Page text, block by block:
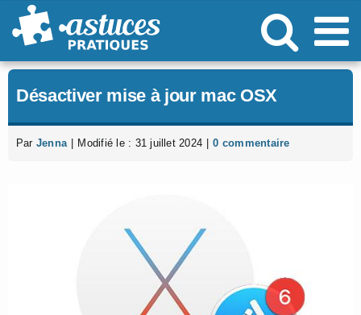
Passer
au
Désactiver mise à jour mac OSX
Par Jenna Modifié le : 31 juillet 2024 0 commentaire